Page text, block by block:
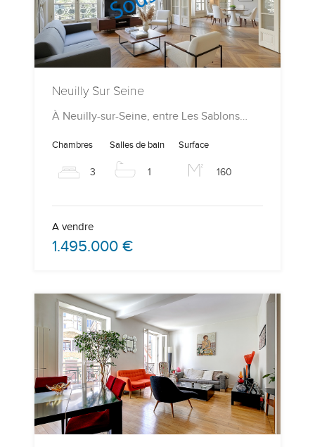
Neuilly Sur Seine
À Neuilly-sur-Seine, entre Les Sablons…
Chambres
3
Salles de bain
1
Surface
160
A vendre
1.495.000 €